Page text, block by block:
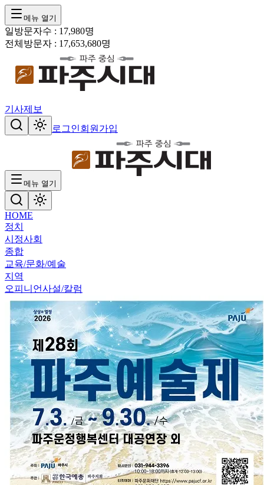
메뉴 열기
일방문자수 : 17,980명
전체방문자 : 17,653,680명
기사제보
로그인회원가입
메뉴 열기
HOME
정치
시정사회
종합
교육/문화/예술
지역
오피니언사설/칼럼